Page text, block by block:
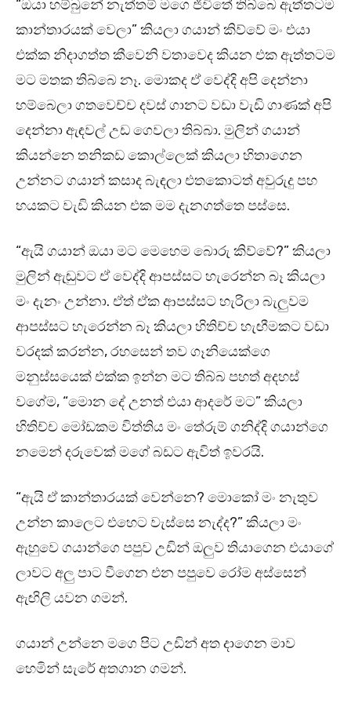
“ඔයා හම්බුනේ නැත්තම් මගෙ ජීවිතේ තිබ්බෙ ඇත්තටම
කාන්තාරයක් වෙලා” කියලා ගයාන් කිව්වේ මං එයා
එක්ක නිදාගත්ත කීවෙනි වතාවෙද කියන එක ඇත්තටම
මට මතක තිබ්බෙ නෑ. මොකද ඒ වෙද්දි අපි දෙන්නා
හම්බෙලා ගතවෙච්ච දවස් ගානට වඩා වැඩි ගාණක් අපි
දෙන්නා ඇඳවල් උඩ ගෙවලා තිබ්බා. මුලින් ගයාන්
කියන්නෙ තනිකඩ කොල්ලෙක් කියලා හිතාගෙන
උන්නට ගයාන් කසාද බැඳලා එතකොටත් අවුරුදු පහ
හයකට වැඩි කියන එක මම දැනගත්තෙ පස්සෙ.
“ඇයි ගයාන් ඔයා මට මෙහෙම බොරු කිව්වේ?” කියලා
මුලින් ඇඬුවට ඒ වෙද්දි ආපස්සට හැරෙන්න බෑ කියලා
මං දැනං උන්නා. ඒත් ඒක ආපස්සට හැරිලා බැලුවම
ආපස්සට හැරෙන්න බෑ කියලා හිතිච්ච හැඟීමකට වඩා
වරදක් කරන්න, රහසෙන් තව ගෑනියෙක්ගෙ
මනුස්සයෙක් එක්ක ඉන්න මට තිබ්බ පහත් අදහස්
වගේම, “මොන දේ උනත් එයා ආදරේ මට” කියලා
හිතිච්ච මෝඩකම විත්තිය මං තේරුම් ගනිද්දි ගයාන්ගෙ
නමෙන් දරුවෙක් මගේ බඩට ඇවිත් ඉවරයි.
“ඇයි ඒ කාන්තාරයක් වෙන්නෙ? මොකෝ මං නැතුව
උන්න කාලෙට එහෙට වැස්සෙ නැද්ද?” කියලා මං
ඇහුවෙ ගයාන්ගෙ පපුව උඩින් ඔලුව තියාගෙන එයාගේ
ලාවට අලු පාට වීගෙන එන පපුවෙ රෝම අස්සෙන්
ඇඟිලි යවන ගමන්.
ගයාන් උන්නෙ මගෙ පිට උඩින් අත දාගෙන මාව
හෙමින් සැරේ අතගාන ගමන්.